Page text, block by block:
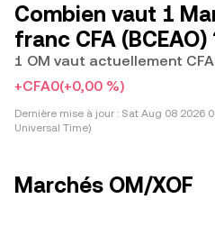
Combien vaut 1
franc CFA (BCEAO)
1 OM vaut actuellement
+CFA0(+0,00 %)
Dernière mise à jour : Sat Aug 08 2026
Universal Time)
Marchés OM/XOF